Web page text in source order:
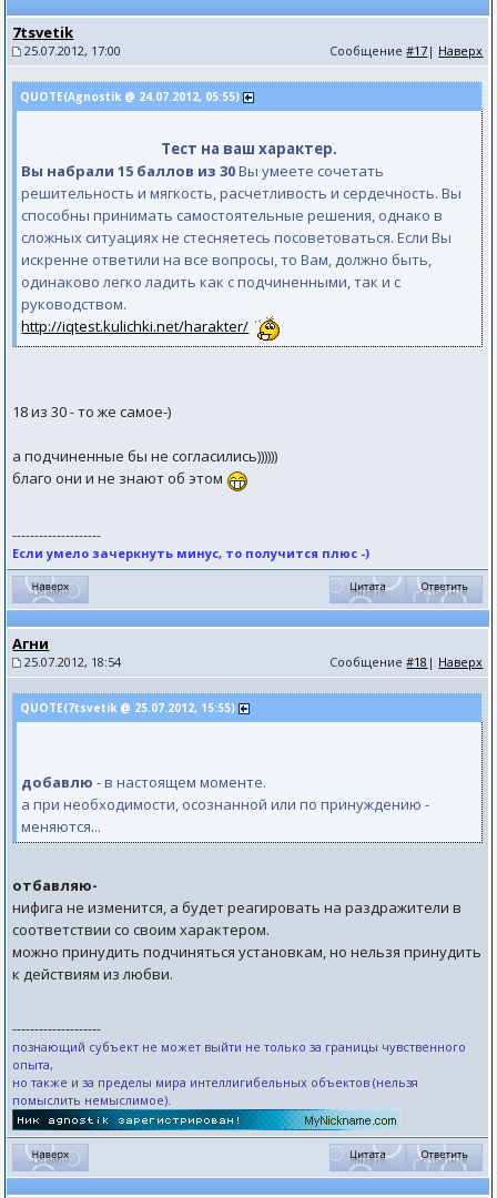
7tsvetik
25.07.2012, 17:00 Сообщение#17 | Наверх
QUOTE(Agnostik @ 24.07.2012, 05:55)
Тест на ваш характер.
Вы набрали 15 баллов из 30Вы умеете сочетать
решительность и мягкость, расчетливость и сердечность. Вы
способны принимать самостоятельные решения, однако в
сложных ситуациях не стесняетесь посоветоваться. Если Вы
искренне ответили на все вопросы, то Вам, должно быть,
одинаково легко ладить как с подчиненными, так и с
руководством.
http://iqtest.kulichki.net/harakter/
18 из 30 - то же самое-)
а подчиненные бы не согласились))))))
благо они и не знают об этом
--------------------
Если умело зачеркнуть минус, то получится плюс -)
Агни
25.07.2012, 18:54 Сообщение#18 | Наверх
QUOTE(7tsvetik @ 25.07.2012, 15:55)
добавлю - в настоящем моменте.
а при необходимости, осознанной или по принуждению -
меняются...
отбавляю-
нифига не изменится, а будет реагировать на раздражители в
соответствии со своим характером.
можно принудить подчиняться установкам, но нельзя принудить
к действиям из любви.
--------------------
познающий субъект не может выйти не только за границы чувственного
опыта,
но также и за пределы мира интеллигибельных объектов (нельзя
помыслить немыслимое).